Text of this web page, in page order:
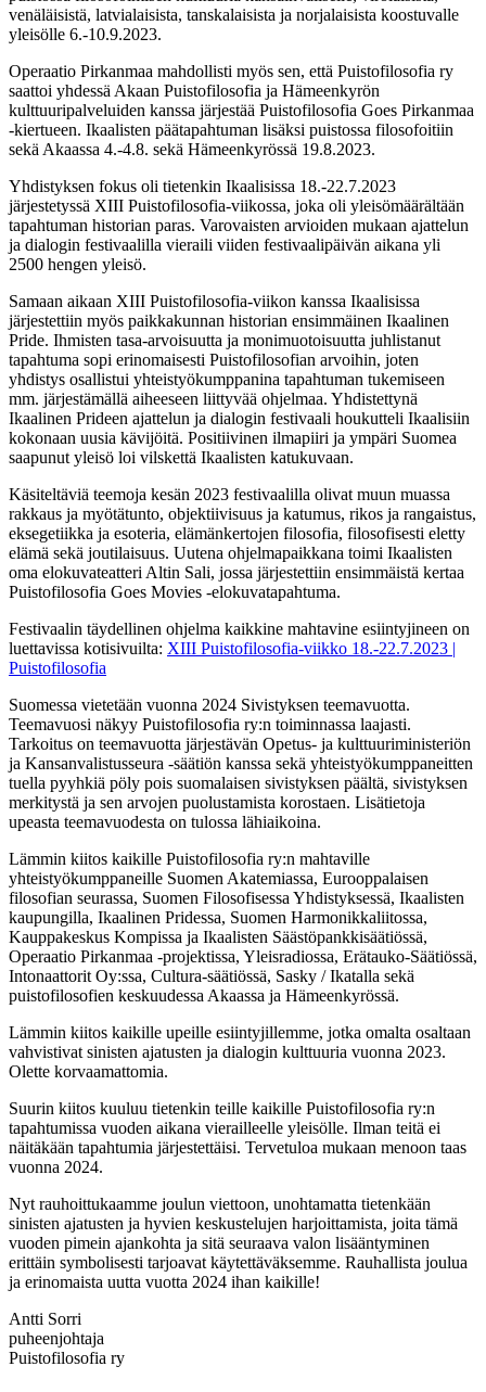
venäläisistä, latvialaisista, tanskalaisista ja norjalaisista koostuvalle
yleisölle 6.-10.9.2023.
Operaatio Pirkanmaa mahdollisti myös sen, että Puistofilosofia ry
saattoi yhdessä Akaan Puistofilosofia ja Hämeenkyrön
kulttuuripalveluiden kanssa järjestää Puistofilosofia Goes Pirkanmaa
-kiertueen. Ikaalisten päätapahtuman lisäksi puistossa filosofoitiin
sekä Akaassa 4.-4.8. sekä Hämeenkyrössä 19.8.2023.
Yhdistyksen fokus oli tietenkin Ikaalisissa 18.-22.7.2023
järjestetyssä XIII Puistofilosofia-viikossa, joka oli yleisömäärältään
tapahtuman historian paras. Varovaisten arvioiden mukaan ajattelun
ja dialogin festivaalilla vieraili viiden festivaalipäivän aikana yli
2500 hengen yleisö.
Samaan aikaan XIII Puistofilosofia-viikon kanssa Ikaalisissa
järjestettiin myös paikkakunnan historian ensimmäinen Ikaalinen
Pride. Ihmisten tasa-arvoisuutta ja monimuotoisuutta juhlistanut
tapahtuma sopi erinomaisesti Puistofilosofian arvoihin, joten
yhdistys osallistui yhteistyökumppanina tapahtuman tukemiseen
mm. järjestämällä aiheeseen liittyvää ohjelmaa. Yhdistettynä
Ikaalinen Prideen ajattelun ja dialogin festivaali houkutteli Ikaalisiin
kokonaan uusia kävijöitä. Positiivinen ilmapiiri ja ympäri Suomea
saapunut yleisö loi vilskettä Ikaalisten katukuvaan.
Käsiteltäviä teemoja kesän 2023 festivaalilla olivat muun muassa
rakkaus ja myötätunto, objektiivisuus ja katumus, rikos ja rangaistus,
eksegetiikka ja esoteria, elämänkertojen filosofia, filosofisesti eletty
elämä sekä joutilaisuus. Uutena ohjelmapaikkana toimi Ikaalisten
oma elokuvateatteri Altin Sali, jossa järjestettiin ensimmäistä kertaa
Puistofilosofia Goes Movies -elokuvatapahtuma.
Festivaalin täydellinen ohjelma kaikkine mahtavine esiintyjineen on
luettavissa kotisivuilta: XIII Puistofilosofia-viikko 18.-22.7.2023 |
Puistofilosofia
Suomessa vietetään vuonna 2024 Sivistyksen teemavuotta.
Teemavuosi näkyy Puistofilosofia ry:n toiminnassa laajasti.
Tarkoitus on teemavuotta järjestävän Opetus- ja kulttuuriministeriön
ja Kansanvalistusseura -säätiön kanssa sekä yhteistyökumppaneitten
tuella pyyhkiä pöly pois suomalaisen sivistyksen päältä, sivistyksen
merkitystä ja sen arvojen puolustamista korostaen. Lisätietoja
upeasta teemavuodesta on tulossa lähiaikoina.
Lämmin kiitos kaikille Puistofilosofia ry:n mahtaville
yhteistyökumppaneille Suomen Akatemiassa, Eurooppalaisen
filosofian seurassa, Suomen Filosofisessa Yhdistyksessä, Ikaalisten
kaupungilla, Ikaalinen Pridessa, Suomen Harmonikkaliitossa,
Kauppakeskus Kompissa ja Ikaalisten Säästöpankkisäätiössä,
Operaatio Pirkanmaa -projektissa, Yleisradiossa, Erätauko-Säätiössä,
Intonaattorit Oy:ssa, Cultura-säätiössä, Sasky / Ikatalla sekä
puistofilosofien keskuudessa Akaassa ja Hämeenkyrössä.
Lämmin kiitos kaikille upeille esiintyjillemme, jotka omalta osaltaan
vahvistivat sinisten ajatusten ja dialogin kulttuuria vuonna 2023.
Olette korvaamattomia.
Suurin kiitos kuuluu tietenkin teille kaikille Puistofilosofia ry:n
tapahtumissa vuoden aikana vierailleelle yleisölle. Ilman teitä ei
näitäkään tapahtumia järjestettäisi. Tervetuloa mukaan menoon taas
vuonna 2024.
Nyt rauhoittukaamme joulun viettoon, unohtamatta tietenkään
sinisten ajatusten ja hyvien keskustelujen harjoittamista, joita tämä
vuoden pimein ajankohta ja sitä seuraava valon lisääntyminen
erittäin symbolisesti tarjoavat käytettäväksemme. Rauhallista joulua
ja erinomaista uutta vuotta 2024 ihan kaikille!
Antti Sorri
puheenjohtaja
Puistofilosofia ry